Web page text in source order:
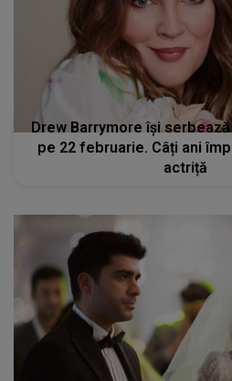
Drew Barrymore își
pe 22 februarie. Câți ani
actriță